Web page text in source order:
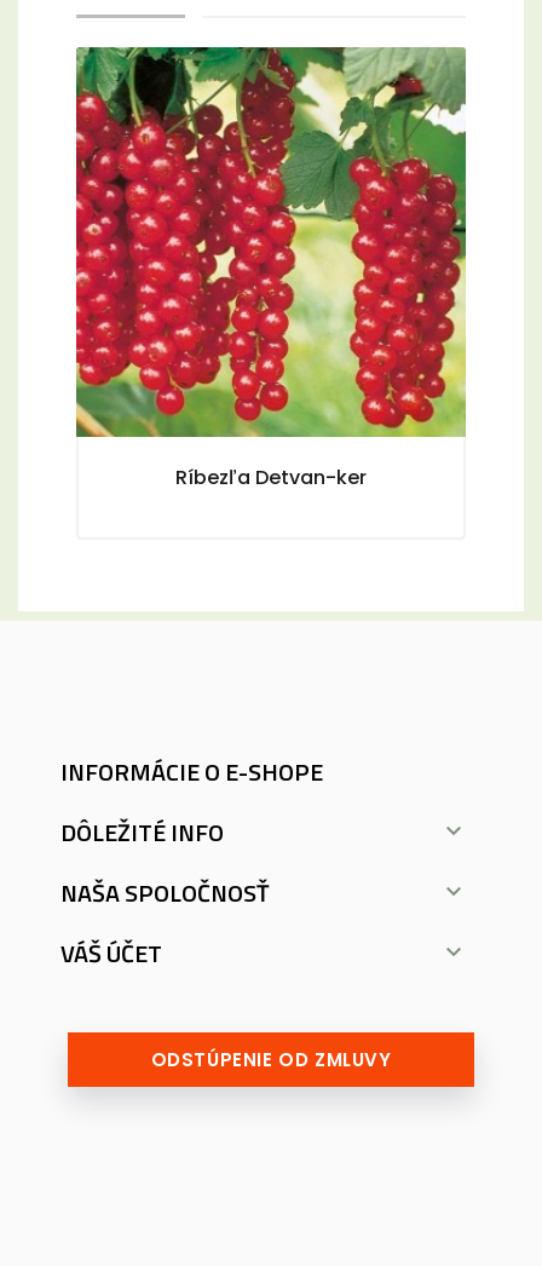
Ríbezľa Detvan-ker
INFORMÁCIE O E-SHOPE
DÔLEŽITÉ INFO

NAŠA SPOLOČNOSŤ 
VÁŠ ÚČET 
ODSTÚPENIE OD ZMLUVY